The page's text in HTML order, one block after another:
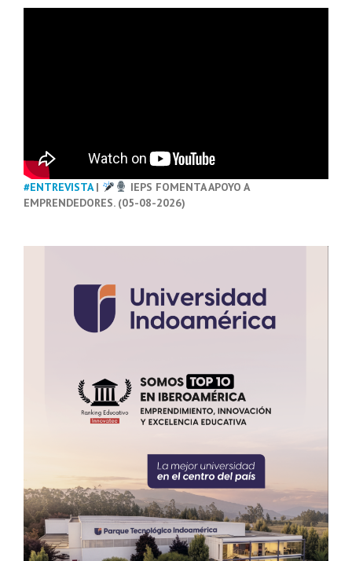
#ENTREVISTA|
IEPS FOMENTA APOYO A
EMPRENDEDORES. (05-08-2026)